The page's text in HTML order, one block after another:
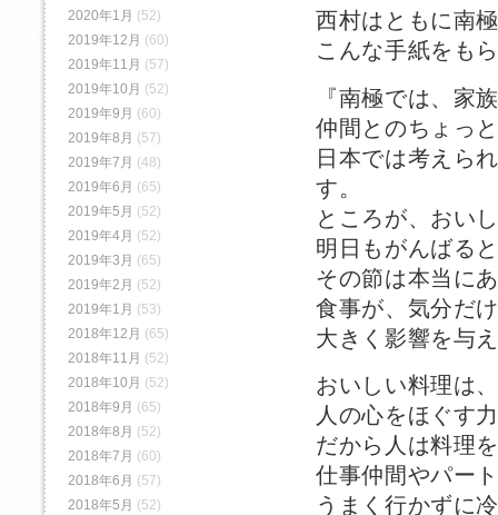
西村はともに南
こんな手紙をも
『南極では、家
仲間とのちょっ
日本では考えら
す。
ところが、おい
明日もがんばる
その節は本当に
食事が、気分だ
大きく影響を与
おいしい料理は
人の心をほぐす
だから人は料理
仕事仲間やパー
うまく行かずに
2020年1月 (52)
2019年12月 (60)
2019年11月 (57)
2019年10月 (52)
2019年9月 (60)
2019年8月 (57)
2019年7月 (48)
2019年6月 (65)
2019年5月 (52)
2019年4月 (52)
2019年3月 (65)
2019年2月 (52)
2019年1月 (53)
2018年12月 (65)
2018年11月 (52)
2018年10月 (52)
2018年9月 (65)
2018年8月 (52)
2018年7月 (60)
2018年6月 (57)
2018年5月 (52)